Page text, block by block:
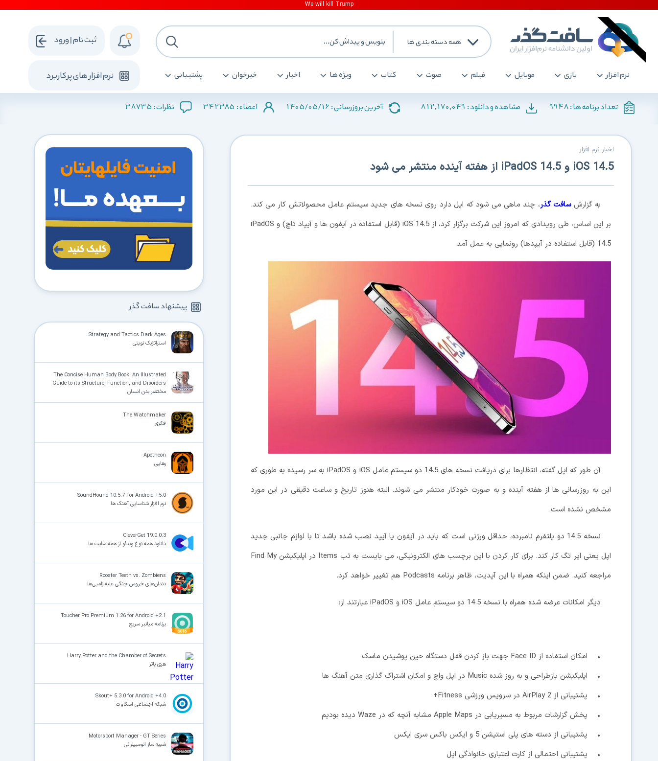
همه دسته بندی ها
نرم افزار بازی موبایل فیلم صوت کتاب ویژه ها اخبار خبرخوان پشتیبانی نرم افزار های پرکاربرد
ثبت نام | ورود
تعداد برنامه ها :9948 مشاهده و دانلود : 812,170,049 آخرین بروزرسانی : 1405/05/16 اعضاء : 342385 نظرات : 38735
اخبار نرم افزار
iOS 14.5 و iPadOS 14.5 از هفته آینده منتشر می شود
به گزارشسافت گذر، چند ماهی می شود که اپل دارد روی نسخه های جدید سیستم عامل محصولاتش کار می کند.
بر این اساس، طی رویدادی که امروز این شرکت برگزار کرد، از iOS 14.5 (قابل استفاده در آیفون ها و آیپاد تاچ) و iPadOS
14.5 (قابل استفاده در آیپدها) رونمایی به عمل آمد.
آن طور که اپل گفته، انتظارها برای دریافت نسخه های 14.5 دو سیستم عامل iOS و iPadOS به سر رسیده به طوری که
این به روزرسانی ها از هفته آینده و به صورت خودکار منتشر می شوند. البته هنوز تاریخ و ساعت دقیقی در این مورد
مشخص نشده است.
نسخه 14.5 دو پلتفرم نامبرده، حداقل ورژنی است که باید در آیفون یا آیپد نصب شده باشد تا با لوازم جانبی جدید
اپل یعنی ایر تگ کار کند. برای کار کردن با این برچسب های الکترونیکی، می بایست به تب Items در اپلیکیشن Find My
مراجعه کنید. ضمن اینکه همراه با این آپدیت، ظاهر برنامه Podcasts هم تغییر خواهد کرد.
دیگر امکانات عرضه شده همراه با نسخه 14.5 دو سیستم عامل iOS و iPadOS عبارتند از:
• امکان استفاده از Face ID جهت باز کردن قفل دستگاه حین پوشیدن ماسک
• اپلیکیشن بازطراحی و به روز شده Music در اپل واچ و امکان اشتراک گذاری متن آهنگ ها
• پشتیبانی از AirPlay 2 در سرویس ورزشی Fitness+
• پخش گزارشات مربوط به مسیریابی در Apple Maps مشابه آنچه که در Waze دیده بودیم
• پشتیبانی از دسته های پلی استیشن 5 و ایکس باکس سری ایکس
• پشتیبانی احتمالی از کارت اعتباری خانوادگی اپل
پیشنهاد سافت گذر
Strategy and Tactics Dark Ages
استراتژیک نوبتی
The Concise Human Body Book: An Illustrated
Guide to its Structure, Function, and Disorders
مختصر بدن انسان
The Watchmaker
فکری
Apotheon
رهایی
SoundHound 10.5.7 For Android +5.0
نرم افزار شناسایی آهنگ ها
CleverGet 19.0.0.3
دانلود همه نوع ویدئو از همه سایت ها
Rooster Teeth vs. Zombiens
دندان‌های خروس جنگی علیه زامبی‌ها
Toucher Pro Premium 1.26 for Android +2.1
برنامه میانبر سریع
Harry Potter and the Chamber of Secrets
هری پاتر
Skout+ 5.3.0 for Android +4.0
شبکه اجتماعی اسکاوت
Motorsport Manager - GT Series
شبیه ساز اتومبیلرانی